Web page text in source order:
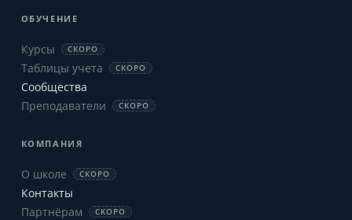
ОБУЧЕНИЕ
Курсы СКОРО
Таблицы учета СКОРО
Сообщества
Преподаватели
СКОРО
КОМПАНИЯ
О школе СКОРО
Контакты
Партнёрам
СКОРО